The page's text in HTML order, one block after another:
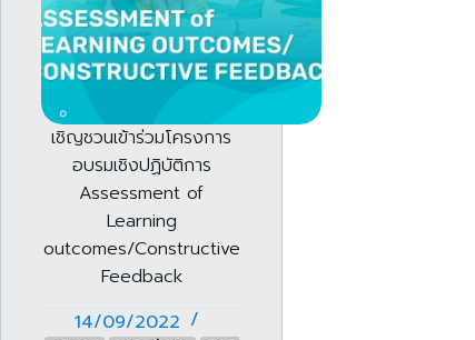
เชิญชวนเข้าร่วมโครงการ
อบรมเชิงปฏิบัติการ
Assessment of
Learning
outcomes/Constructive
Feedback
14/09/2022